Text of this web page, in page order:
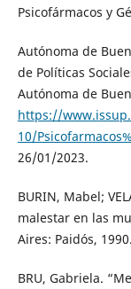
Psicofármacos y
Autónoma de
de Políticas
Autónoma de
https://
10/
26/01/2023.
BURIN, Mabel;
malestar en las
Aires: Paidós, 1990.
BRU, Gabriela.